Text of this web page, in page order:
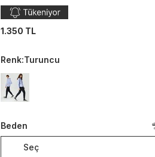
1.350 TL
Renk:Turuncu
Beden
Seç